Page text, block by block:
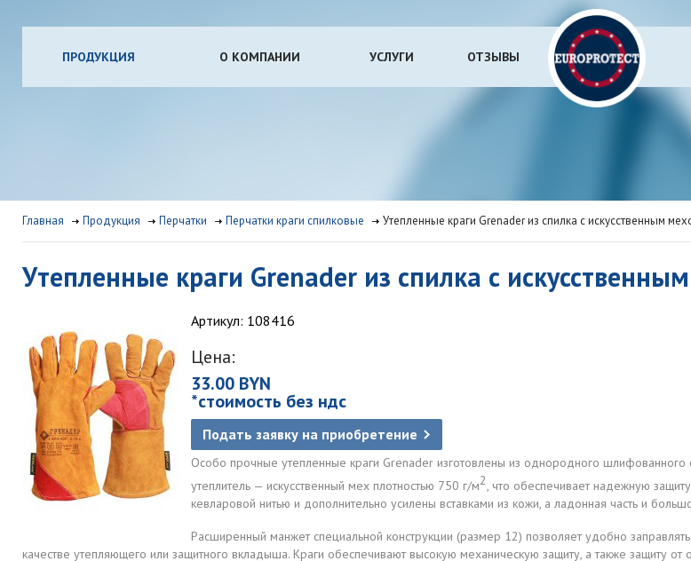
ПРОДУКЦИЯ О КОМПАНИИ УСЛУГИ ОТЗЫВЫ
Главная Продукция Перчатки Перчатки краги спилковые Утепленные краги Grenader из спилка с искусственным
Утепленные краги Grenader из спилка с
Артикул: 108416
Цена:
33.00 BYN
*стоимость без ндс
Подать заявку на приобретение
Особо прочные утепленные краги Grenader изготовлены из однородного шлифованного
утеплитель — искусственный мех плотностью 750 г/м2, что обеспечивает надежную
кевларовой нитью и дополнительно усилены вставками из кожи, а ладонная часть и
Расширенный манжет специальной конструкции (размер 12) позволяет удобно
качестве утепляющего или защитного вкладыша. Краги обеспечивают высокую механическую защиту, а также защиту